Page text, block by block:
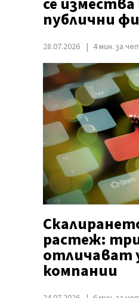
публични
28.07.2026 4 мин. за
растеж:
отличават
компании